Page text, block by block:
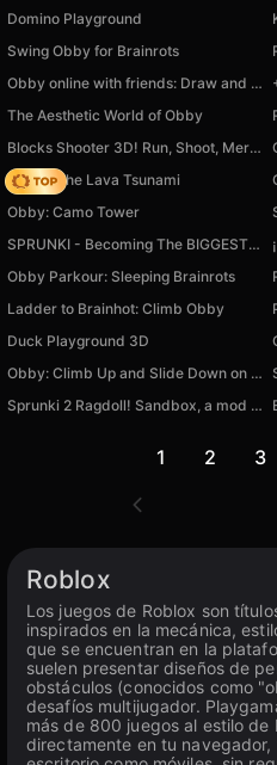
Domino Playground
Swing Obby for Brainrots
Obby online with friends: Draw and Jump!
The Aesthetic World of Obby
Blocks Shooter 3D! Run, Shoot, Merge Weapons!
Robby The Lava Tsunami
Obby: Camo Tower
SPRUNKI - Becoming The BIGGEST BALL
Obby Parkour: Sleeping Brainrots
Ladder to Brainhot: Climb Obby
Duck Playground 3D
Obby: Climb Up and Slide Down on Minecarts
Sprunki 2 Ragdoll! Sandbox, a mod for CS skins
1 2 3
Roblox
Los juegos de Roblox son
inspirados en la mecánica,
que se encuentran en la
suelen presentar diseños de
obstáculos (conocidos como
desafíos multijugador.
más de 800 juegos al estilo
directamente en tu